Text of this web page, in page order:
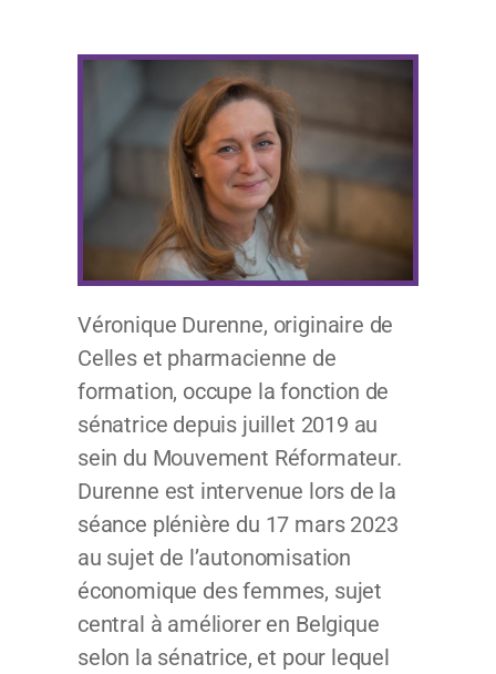
Véronique Durenne, originaire de
Celles et pharmacienne de
formation, occupe la fonction de
sénatrice depuis juillet 2019 au
sein du Mouvement Réformateur.
Durenne est intervenue lors de la
séance plénière du 17 mars 2023
au sujet de l’autonomisation
économique des femmes, sujet
central à améliorer en Belgique
selon la sénatrice, et pour lequel